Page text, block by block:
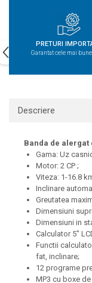
PRETURI
Garantat cele mai
Descriere
Banda de alergat
Gama: Uz
Motor: 2 CP ;
Viteza: 1-16.8
Inclinare
Greutatea
Dimensiuni
Dimensiuni in
Calculator 5"
Functii
fat, inclinare;
12 programe
MP3 cu boxe